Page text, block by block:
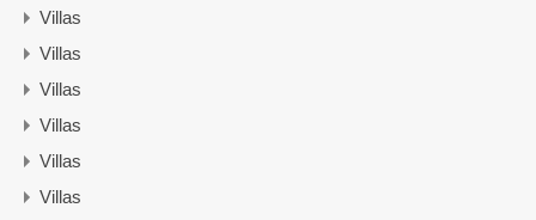
Villas
Villas
Villas
Villas
Villas
Villas